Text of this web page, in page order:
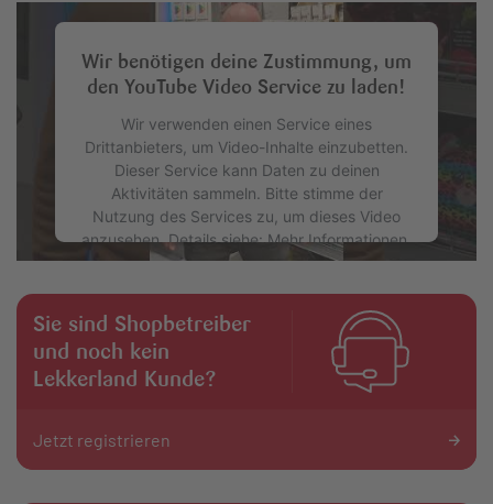
Wir benötigen deine Zustimmung, um
den YouTube Video Service zu laden!
Wir verwenden einen Service eines
Drittanbieters, um Video-Inhalte einzubetten.
Dieser Service kann Daten zu deinen
Aktivitäten sammeln. Bitte stimme der
Nutzung des Services zu, um dieses Video
anzusehen. Details siehe: Mehr Informationen.
Mehr Informationen
Usercentrics Consent
Sie sind Shopbetreiber
und noch kein
Lekkerland Kunde?
Jetzt registrieren